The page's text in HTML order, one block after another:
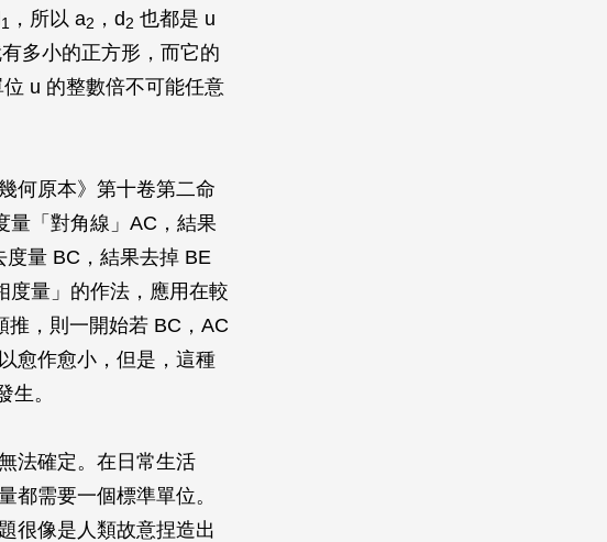
1 ，所以 a2 ， d2 也都是 u
多小的正方形，而它的
u 的整數倍不可能任意
何原本》第十卷第二命
「對角線」 AC ，結果
度量 BC ，結果去掉 BE
度量」的作法，應用在較
推，則一開始若 BC ， AC
愈作愈小，但是，這種
生。
法確定。在日常生活
都需要一個標準單位。
很像是人類故意捏造出